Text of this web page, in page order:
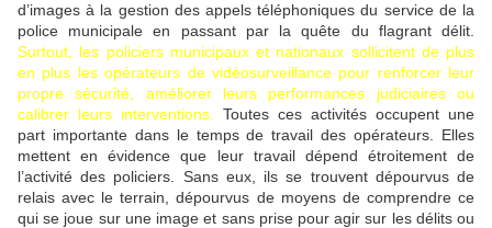
d’images à la gestion des appels téléphoniques du service de la
police municipale en passant par la quête du flagrant délit.
Surtout, les policiers municipaux et nationaux sollicitent de plus
en plus les opérateurs de vidéosurveillance pour renforcer leur
propre sécurité, améliorer leurs performances judiciaires ou
calibrer leurs interventions.
Toutes ces activités occupent une
part importante dans le temps de travail des opérateurs. Elles
mettent en évidence que leur travail dépend étroitement de
l’activité des policiers. Sans eux, ils se trouvent dépourvus de
relais avec le terrain, dépourvus de moyens de comprendre ce
qui se joue sur une image et sans prise pour agir sur les délits ou